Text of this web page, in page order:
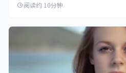
阅读约 10分钟